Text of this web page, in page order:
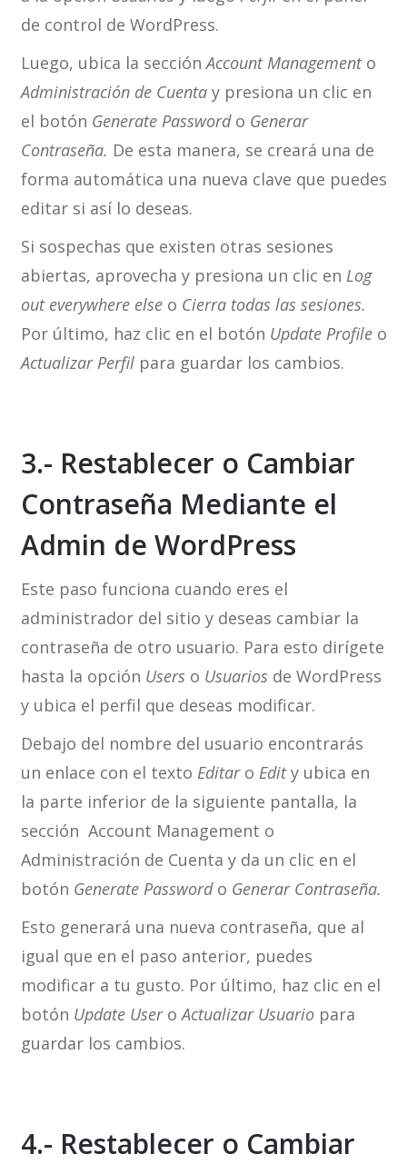
de control de WordPress.
Luego, ubica la secciónAccount Management o
Administración de Cuentay presiona un clic en
el botón Generate Passwordo Generar
Contraseña. De esta manera, se creará una de
forma automática una nueva clave que puedes
editar si así lo deseas.
Si sospechas que existen otras sesiones
abiertas, aprovecha y presiona un clic en Log
out everywhere else o Cierra todas las sesiones.
Por último, haz clic en el botón Update Profile o
Actualizar Perfilpara guardar los cambios.
3.- Restablecer o Cambiar
Contraseña Mediante el
Admin de WordPress
Este paso funciona cuando eres el
administrador del sitio y deseas cambiar la
contraseña de otro usuario. Para esto dirígete
hasta la opción Users o Usuarios de WordPress
y ubica el perfil que deseas modificar.
Debajo del nombre del usuario encontrarás
un enlace con el texto Editaro Edity ubica en
la parte inferior de la siguiente pantalla, la
sección Account Management o
Administración de Cuenta y da un clic en el
botón Generate Passwordo Generar Contraseña.
Esto generará una nueva contraseña, que al
igual que en el paso anterior, puedes
modificar a tu gusto. Por último, haz clic en el
botón Update UseroActualizar Usuariopara
guardar los cambios.
4.- Restablecer o Cambiar